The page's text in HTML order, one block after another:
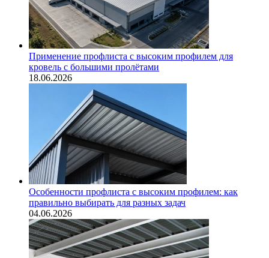
Применение профлиста с высоким профилем для
кровель с большими пролётами
18.06.2026
Особенности профлиста с высоким профилем: как
правильно выбирать для разных задач
04.06.2026